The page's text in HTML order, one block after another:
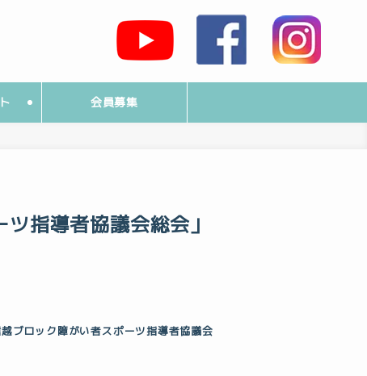
会員募集
指導者協議会総会」
ブロック障がい者スポーツ指導者協議会